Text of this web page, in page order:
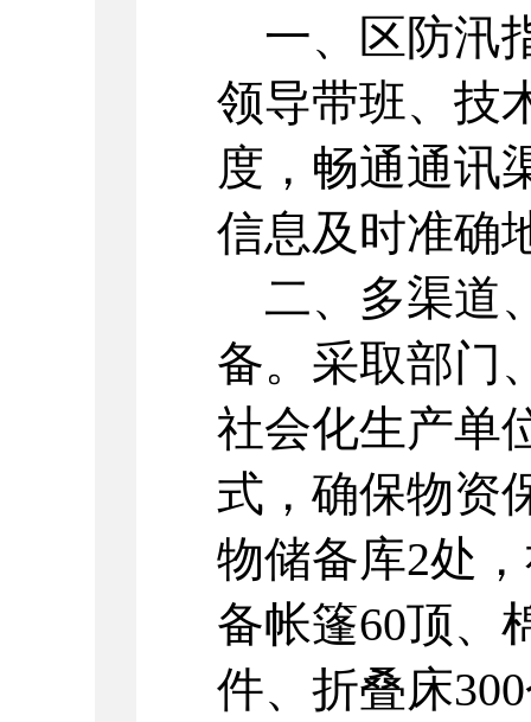
一、区防汛
领导带班、技
度，畅通通讯
信息及时准确
二、多渠道
备。采取部门
社会化生产单
式，确保物资
物储备库2处
备帐篷60顶、
件、折叠床